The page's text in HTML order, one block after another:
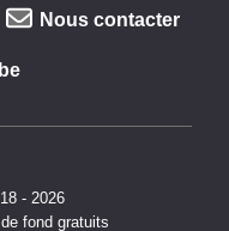
Nous contacter
- 2026
fond gratuits